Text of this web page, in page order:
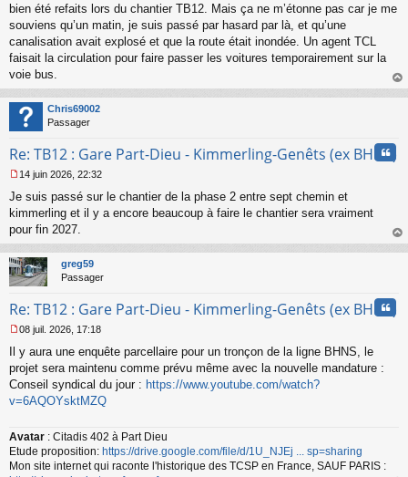
s
s
g
e
n
o
n
l
u
bien été refaits lors du chantier TB12. Mais ça ne m’étonne pas car je me
souviens qu’un matin, je suis passé par hasard par là, et qu’une
canalisation avait explosé et que la route était inondée. Un agent TCL
faisait la circulation pour faire passer les voitures temporairement sur la
voie bus.
au
Chris69002
Passager
Re: TB12 : Gare Part-Dieu - Kimmerling-Genêts (ex BHNS)
e
s
s
g
e
n
n
u
14 juin 2026, 22:32
Je suis passé sur le chantier de la phase 2 entre sept chemin et
kimmerling et il y a encore beaucoup à faire le chantier sera vraiment
pour fin 2027.
au
greg59
Passager
Re: TB12 : Gare Part-Dieu - Kimmerling-Genêts (ex BHNS)
e
s
s
g
n
o
n
08 juil. 2026, 17:18
Il y aura une enquête parcellaire pour un tronçon de la ligne BHNS, le
projet sera maintenu comme prévu même avec la nouvelle mandature :
Conseil syndical du jour : https://www.youtube.com/watch?
v=6AQOYsktMZQ
Avatar : Citadis 402 à Part Dieu
Etude proposition: https://drive.google.com/file/d/1U_NJEj ... sp=sharing
Mon site internet qui raconte l'historique des TCSP en France, SAUF PARIS :